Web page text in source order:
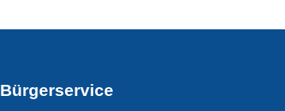
Bürgerservice